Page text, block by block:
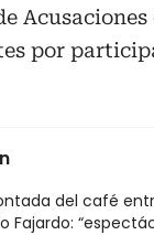
Acusaciones
por
del café
Fajardo: